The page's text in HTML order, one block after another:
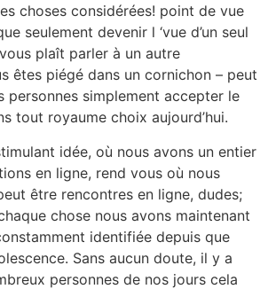
choses considérées! point de vue
seulement devenir l ‘vue d’un seul
plaît parler à un autre
êtes piégé dans un cornichon – peut
personnes simplement accepter le
tout royaume choix aujourd’hui.
idée, où nous avons un entier
en ligne, rend vous où nous
être rencontres en ligne, dudes;
chose nous avons maintenant
identifiée depuis que
Sans aucun doute, il y a
personnes de nos jours cela